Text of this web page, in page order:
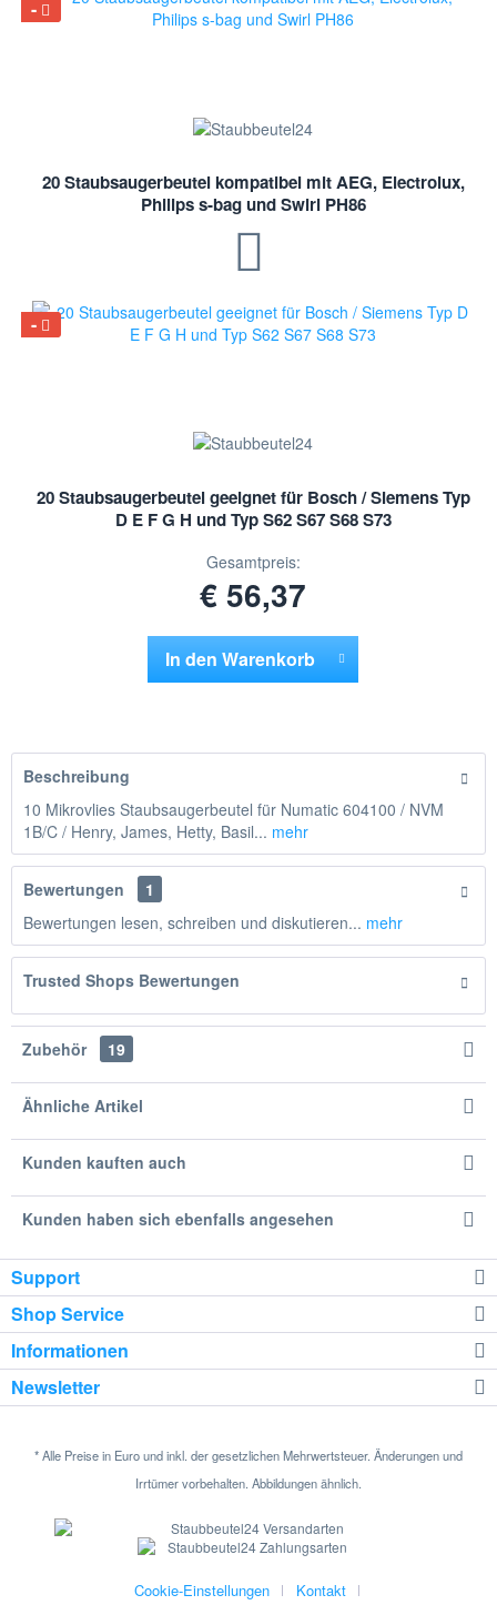
20 Staubsaugerbeutel kompatibel mit AEG, Electrolux,
Philips s-bag und Swirl PH86
20 Staubsaugerbeutel geeignet für Bosch / Siemens Typ
D E F G H und Typ S62 S67 S68 S73
Gesamtpreis:
€ 56,37
In den Warenkorb
Beschreibung
10 Mikrovlies Staubsaugerbeutel für Numatic 604100 / NVM
1B/C / Henry, James, Hetty, Basil... mehr
Bewertungen
1
Bewertungen lesen, schreiben und diskutieren... mehr
Trusted Shops Bewertungen
Zubehör 19
Ähnliche Artikel
Kunden kauften auch
Kunden haben sich ebenfalls angesehen
Support
Shop Service
Informationen
Newsletter
* Alle Preise in Euro und inkl. der gesetzlichen Mehrwertsteuer. Änderungen und
Irrtümer vorbehalten. Abbildungen ähnlich.
Cookie-Einstellungen Kontakt